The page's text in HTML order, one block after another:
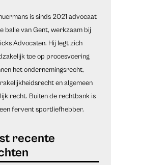
is sinds 2021 advocaat
balie van Gent, werkzaam bij
Advocaten. Hij legt zich
toe op procesvoering
het ondernemingsrecht,
en algemeen
recht. Buiten de rechtbank is
fervent sportliefhebber.